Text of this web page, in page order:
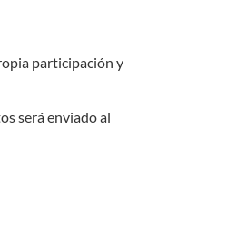
participación y
será enviado al